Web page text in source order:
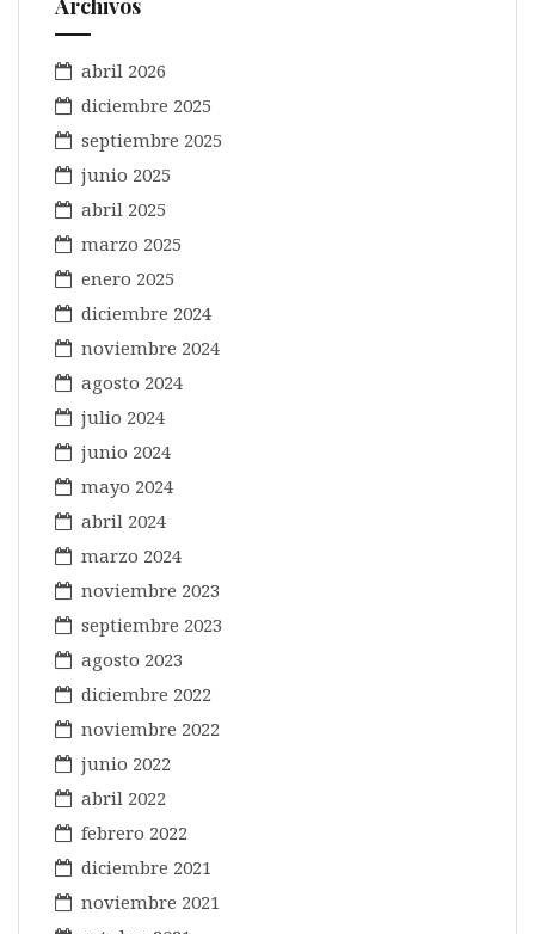
Archivos
abril 2026
diciembre 2025
septiembre 2025
junio 2025
abril 2025
marzo 2025
enero 2025
diciembre 2024
noviembre 2024
agosto 2024
julio 2024
junio 2024
mayo 2024
abril 2024
marzo 2024
noviembre 2023
septiembre 2023
agosto 2023
diciembre 2022
noviembre 2022
junio 2022
abril 2022
febrero 2022
diciembre 2021
noviembre 2021